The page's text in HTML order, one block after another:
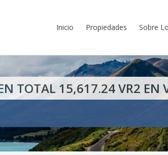
Inicio Propiedades Sobre
TOTAL 15,617.24 VR2 EN